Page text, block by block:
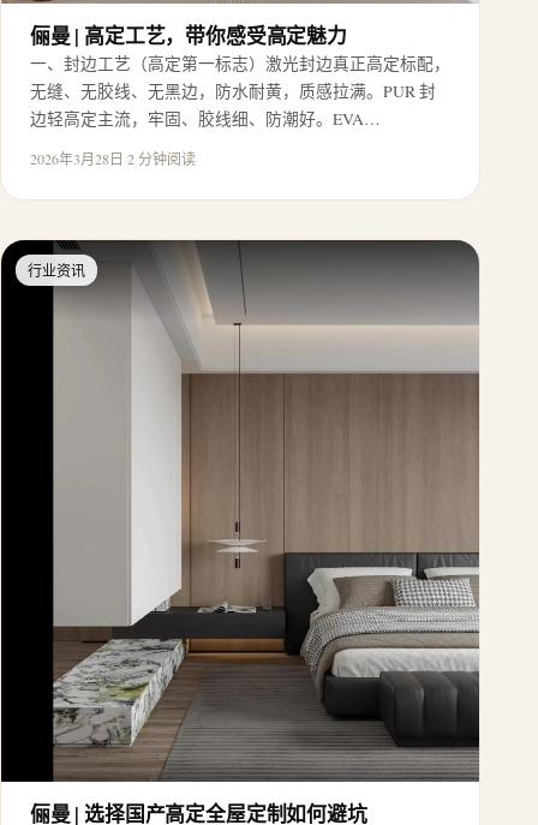
俪曼 | 高定工艺，带你感受高定魅力
一、封边工艺（高定第一标志）激光封边真正高定标配，
无缝、无胶线、无黑边，防水耐黄，质感拉满。PUR 封
边轻高定主流，牢固、胶线细、防潮好。EVA…
2026年3月28日·2 分钟阅读
行业资讯
俪曼 | 选择国产高定全屋定制如何避坑